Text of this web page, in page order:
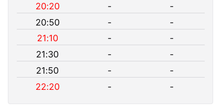
20:20
-
-
20:50
-
-
21:10
-
-
21:30
-
-
21:50
-
-
22:20
- -